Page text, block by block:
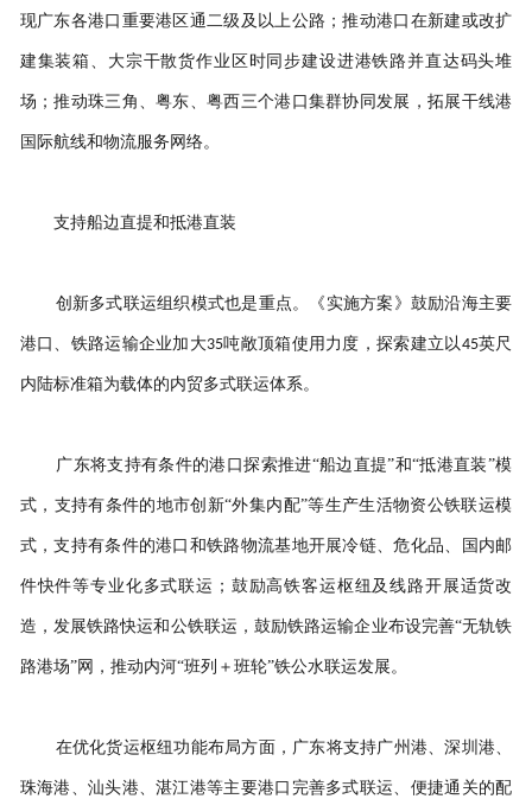
现广东各港口重要港区通二级及以上公路；推动港口在新建或改扩
建集装箱、大宗干散货作业区时同步建设进港铁路并直达码头堆
场；推动珠三角、粤东、粤西三个港口集群协同发展，拓展干线港
国际航线和物流服务网络。
支持船边直提和抵港直装
创新多式联运组织模式也是重点。《实施方案》鼓励沿海主要
港口、铁路运输企业加大35吨敞顶箱使用力度，探索建立以45英尺
内陆标准箱为载体的内贸多式联运体系。
广东将支持有条件的港口探索推进“船边直提”和“抵港直装”模
式，支持有条件的地市创新“外集内配”等生产生活物资公铁联运模
式，支持有条件的港口和铁路物流基地开展冷链、危化品、国内邮
件快件等专业化多式联运；鼓励高铁客运枢纽及线路开展适货改
造，发展铁路快运和公铁联运，鼓励铁路运输企业布设完善“无轨铁
路港场”网，推动内河“班列＋班轮”铁公水联运发展。
在优化货运枢纽功能布局方面，广东将支持广州港、深圳港、
珠海港、汕头港、湛江港等主要港口完善多式联运、便捷通关的配